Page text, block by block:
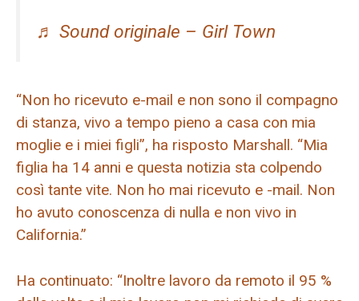
♬ Sound originale – Girl Town
“Non ho ricevuto e-mail e non sono il compagno
di stanza, vivo a tempo pieno a casa con mia
moglie e i miei figli”, ha risposto Marshall. “Mia
figlia ha 14 anni e questa notizia sta colpendo
così tante vite. Non ho mai ricevuto e -mail. Non
ho avuto conoscenza di nulla e non vivo in
California.”
Ha continuato: “Inoltre lavoro da remoto il 95 %